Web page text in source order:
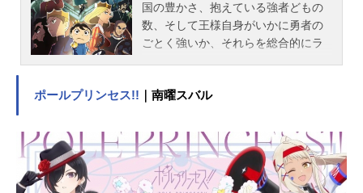
国の豊かさ、抱えている強者どもの
数、そして王様自身がいかに勇者の
ごとく強いか、それらを総合的にラ
王様ランキング7位のボッス王が統治
た。ところがボッジは、生まれつき
耳が聞こえず、まともに剣すら振れ
ぬほど非力であり、家臣はもちろん
民衆からも「とても王の器ではな
ポールプリンセス!! ｜南曜スバル